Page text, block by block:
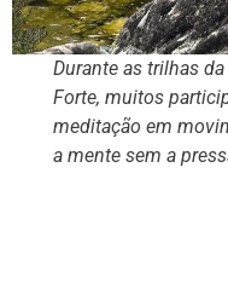
Durante as trilhas
Forte, muitos
meditação em
a mente sem a